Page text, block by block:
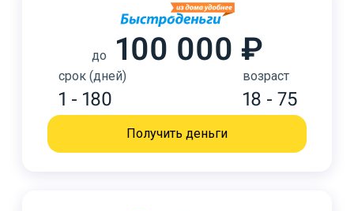
до 100 000 ₽
срок (дней)
1 - 180
возраст
18 - 75
Получить деньги